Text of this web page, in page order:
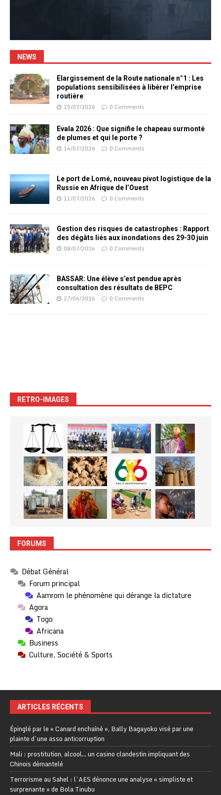
NEWS
Elargissement de la Route nationale n°1 : Les
populations sensibilisées à libérer l’emprise
routière
15/07/2026 0 Comments
Evala 2026 : Que signifie le chapeau surmonté
de plumes et qui le porte ?
14/07/2026 0 Comments
Le port de Lomé, nouveau pivot logistique de la
Russie en Afrique de l’Ouest
11/07/2026 0 Comments
Gestion des risques de catastrophes : Rapport
des dégâts liés aux inondations des 29-30 juin
08/07/2026 0 Comments
BASSAR: Une élève s’est pendue après
consultation des résultats de BEPC
27/06/2026 0 Comments
RETRO-IMAGES
FORUMS
Débat Général
Forum principal
Aamrom le phénomène qui dérange la dictature
Agora
Togo
Africana
Business
Culture, Société & Sports
ARTICLES RÉCENTS
Épinglé par le « Canard enchaîné », Bally Bagayoko visé par une
plainte d’une asso anticorruption
Mali : prostitution, alcool… un casino clandestin impliquant des
Chinois démantelé
Terrorisme au Sahel : l’AES dénonce une analyse « simpliste et
surprenante » de Bola Tinubu